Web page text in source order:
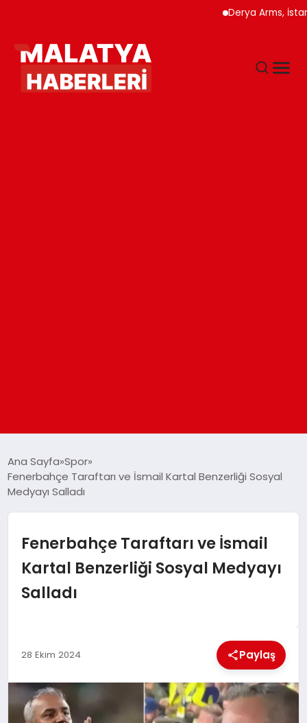
Derya Arms,
GÜNDEM
DÜNYA
EĞITIM
MAGAZIN
SAĞLIK
Ana Sayfa Spor
Fenerbahçe Taraftarı ve İsmail Kartal Benzerliği Sosyal
Medyayı Salladı
Fenerbahçe Taraftarı ve İsmail
Kartal Benzerliği Sosyal Medyayı
Salladı
28 Ekim 2024 Paylaş